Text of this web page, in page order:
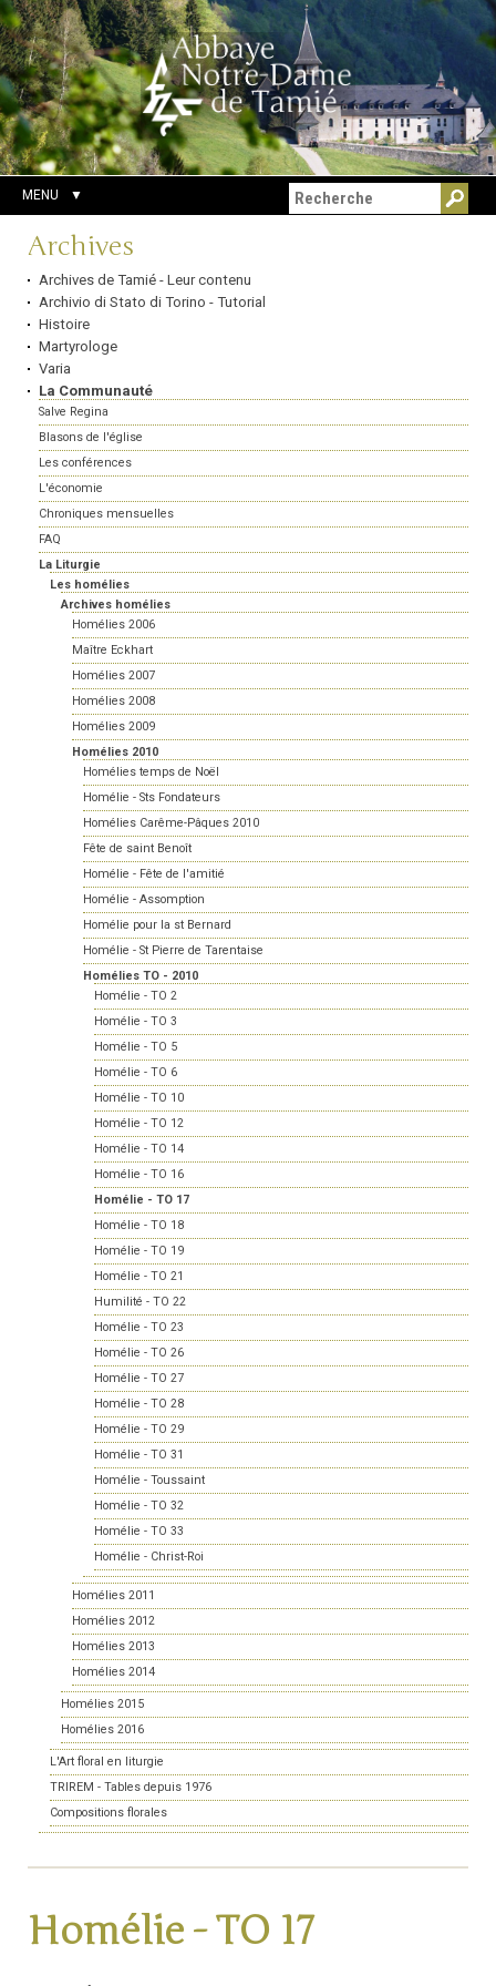
Aller
au
contenu.
|
Aller
à
la
navigation
Outils
personnels
Chercher par
Recherche
avancée…
MENU
Navigation
Archives
Archives de Tamié - Leur contenu
Archivio di Stato di Torino - Tutorial
Histoire
Martyrologe
Varia
La Communauté
Salve Regina
Blasons de l'église
Les conférences
L'économie
Chroniques mensuelles
FAQ
La Liturgie
Les homélies
Archives homélies
Homélies 2006
Maître Eckhart
Homélies 2007
Homélies 2008
Homélies 2009
Homélies 2010
Homélies temps de Noël
Homélie - Sts Fondateurs
Homélies Carême-Pâques 2010
Fête de saint Benoît
Homélie - Fête de l'amitié
Homélie - Assomption
Homélie pour la st Bernard
Homélie - St Pierre de Tarentaise
Homélies TO - 2010
Homélie - TO 2
Homélie - TO 3
Homélie - TO 5
Homélie - TO 6
Homélie - TO 10
Homélie - TO 12
Homélie - TO 14
Homélie - TO 16
Homélie - TO 17
Homélie - TO 18
Homélie - TO 19
Homélie - TO 21
Humilité - TO 22
Homélie - TO 23
Homélie - TO 26
Homélie - TO 27
Homélie - TO 28
Homélie - TO 29
Homélie - TO 31
Homélie - Toussaint
Homélie - TO 32
Homélie - TO 33
Homélie - Christ-Roi
Homélies 2011
Homélies 2012
Homélies 2013
Homélies 2014
Homélies 2015
Homélies 2016
L'Art floral en liturgie
TRIREM - Tables depuis 1976
Compositions florales
Homélie - TO 17